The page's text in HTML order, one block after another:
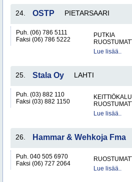
24. OSTP PIETARSAARI
Puh. (06) 786 5111
Faksi (06) 786 5222
PUTKIA
Lue lisää..
25. Stala Oy LAHTI
Puh. (03) 882 110
Faksi (03) 882 1150
Lue lisää..
26. Hammar & Wehkoja Fma
Puh. 040 505 6970
Faksi (06) 727 2064
Lue lisää..